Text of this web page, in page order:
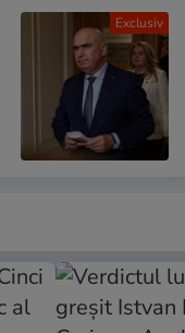
Exclusiv